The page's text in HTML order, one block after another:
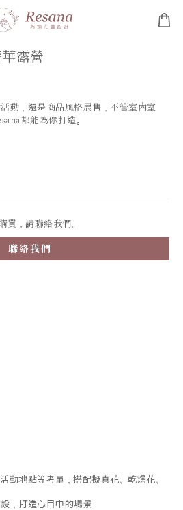
露營
動，還是商品風格展售，不管室內室
都能為你打造。
買，請聯絡我們。
聯絡我們
動地點等考量，搭配擬真花、乾燥花、
，打造心目中的場景